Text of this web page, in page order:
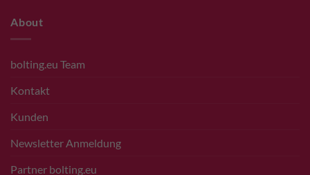
About
bolting.eu Team
Kontakt
Kunden
Newsletter Anmeldung
Partner bolting.eu